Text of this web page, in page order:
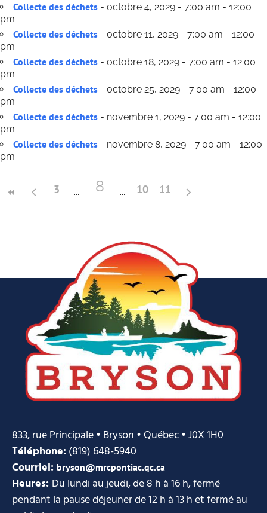
Collecte des déchets - octobre 4, 2029 - 7:00 am - 12:00
pm
Collecte des déchets - octobre 11, 2029 - 7:00 am - 12:00
pm
Collecte des déchets - octobre 18, 2029 - 7:00 am - 12:00
pm
Collecte des déchets - octobre 25, 2029 - 7:00 am - 12:00
pm
Collecte des déchets - novembre 1, 2029 - 7:00 am - 12:00
pm
Collecte des déchets - novembre 8, 2029 - 7:00 am - 12:00
pm
3 8 10 11
833, rue Principale • Bryson • Québec • J0X 1H0
Téléphone:(819) 648-5940
Courriel: bryson@mrcpontiac.qc.ca
Heures: Du lundi au jeudi, de 8 h à 16 h, fermé
pendant la pause déjeuner de 12 h à 13 h et fermé au